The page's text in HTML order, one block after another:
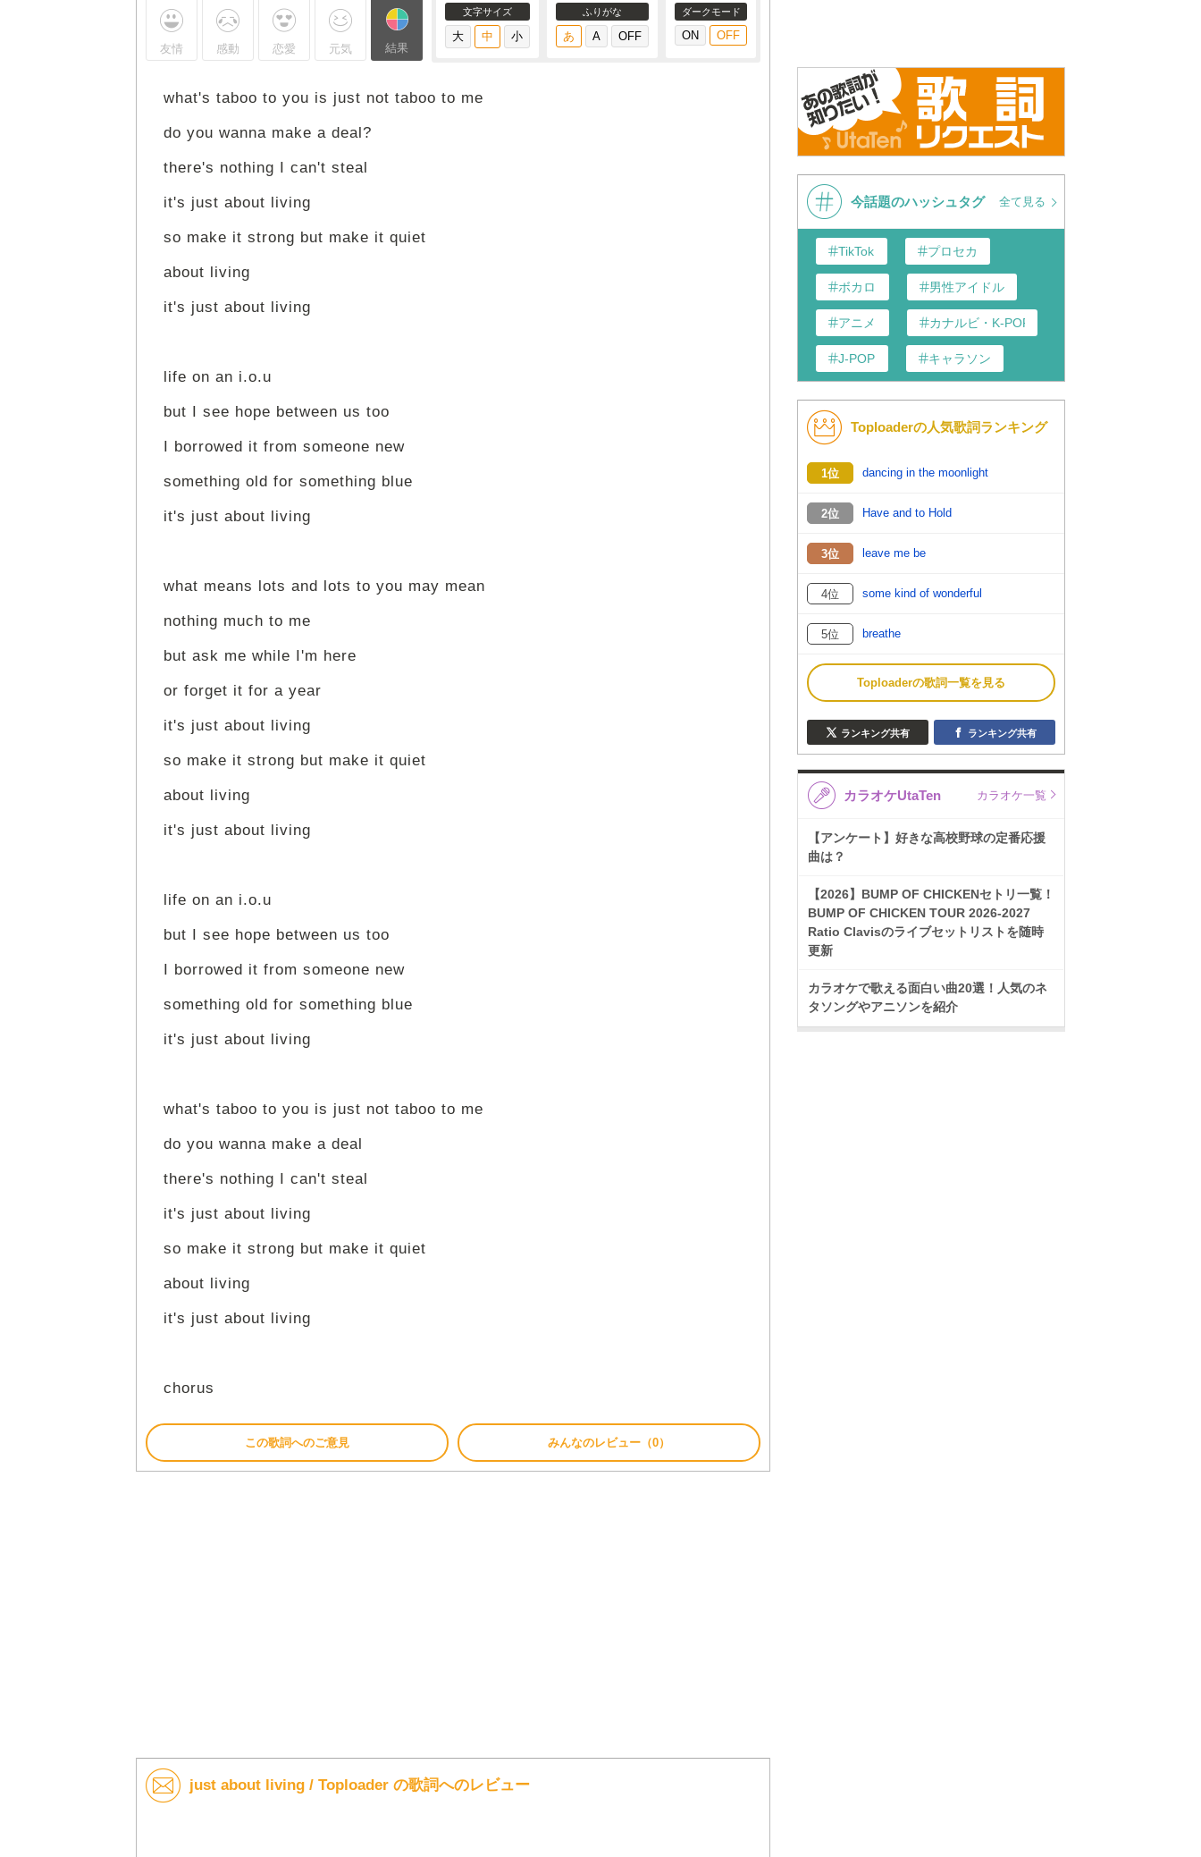
友情 感動 恋愛 元気 結果
文字サイズ ふりがな ダークモード
what's taboo to you is just not taboo to me
do you wanna make a deal?
there's nothing I can't steal
it's just about living
so make it strong but make it quiet
about living
it's just about living
life on an i.o.u
but I see hope between us too
I borrowed it from someone new
something old for something blue
it's just about living
what means lots and lots to you may mean
nothing much to me
but ask me while I'm here
or forget it for a year
it's just about living
so make it strong but make it quiet
about living
it's just about living
life on an i.o.u
but I see hope between us too
I borrowed it from someone new
something old for something blue
it's just about living
what's taboo to you is just not taboo to me
do you wanna make a deal
there's nothing I can't steal
it's just about living
so make it strong but make it quiet
about living
it's just about living
chorus
この歌詞へのご意見 みんなのレビュー（0）
just about living / Toploader の歌詞へのレビュー
今話題のハッシュタグ 全て見る
TikTok プロセカ
ボカロ 男性アイドル
アニメ カナルビ・K-POP和訳
J-POP キャラソン
K-POP 演歌・歌謡
バンド
VTuber
Toploaderの人気歌詞ランキング
1位 dancing in the moonlight
2位 Have and to Hold
3位 leave me be
4位 some kind of wonderful
5位 breathe
Toploaderの歌詞一覧を見る
ランキング共有 ランキング共有
カラオケUtaTen カラオケ一覧
【アンケート】好きな高校野球の定番応援
曲は？
【2026】BUMP OF CHICKENセトリ一覧！
BUMP OF CHICKEN TOUR 2026-2027
Ratio Clavisのライブセットリストを随時
更新
カラオケで歌える面白い曲20選！人気のネ
タソングやアニソンを紹介